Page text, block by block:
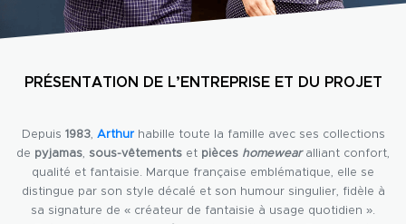
PRÉSENTATION DE L’ENTREPRISE ET DU PROJET
Depuis 1983, Arthurhabille toute la famille avec ses collections
de pyjamas sous-vêtements et pièces homewearalliant confort,
qualité et fantaisie. Marque française emblématique, elle se
distingue par son style décalé et son humour singulier, fidèle à
sa signature de « créateur de fantaisie à usage quotidien ».